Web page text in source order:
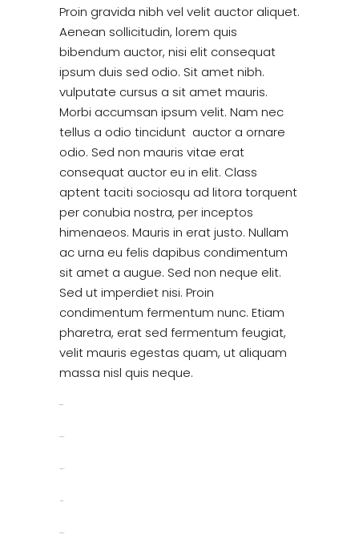
Proin gravida nibh vel velit auctor aliquet.
Aenean sollicitudin, lorem quis
bibendum auctor, nisi elit consequat
ipsum duis sed odio. Sit amet nibh.
vulputate cursus a sit amet mauris.
Morbi accumsan ipsum velit. Nam nec
tellus a odio tincidunt auctor a ornare
odio. Sed non mauris vitae erat
consequat auctor eu in elit. Class
aptent taciti sociosqu ad litora torquent
per conubia nostra, per inceptos
himenaeos. Mauris in erat justo. Nullam
ac urna eu felis dapibus condimentum
sit amet a augue. Sed non neque elit.
Sed ut imperdiet nisi. Proin
condimentum fermentum nunc. Etiam
pharetra, erat sed fermentum feugiat,
velit mauris egestas quam, ut aliquam
massa nisl quis neque.